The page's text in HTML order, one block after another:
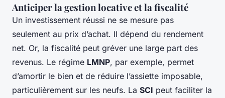
Anticiper la gestion locative et la fiscalité
Un investissement réussi ne se mesure pas
seulement au prix d’achat. Il dépend du rendement
net. Or, la fiscalité peut gréver une large part des
revenus. Le régime LMNP, par exemple, permet
d’amortir le bien et de réduire l’assiette imposable,
particulièrement sur les neufs. La SCI peut faciliter la